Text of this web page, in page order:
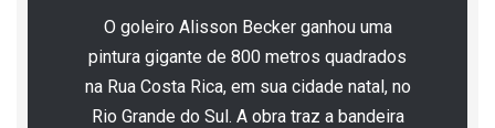
O goleiro Alisson Becker ganhou uma
pintura gigante de 800 metros quadrados
na Rua Costa Rica, em sua cidade natal, no
Rio Grande do Sul. A obra traz a bandeira